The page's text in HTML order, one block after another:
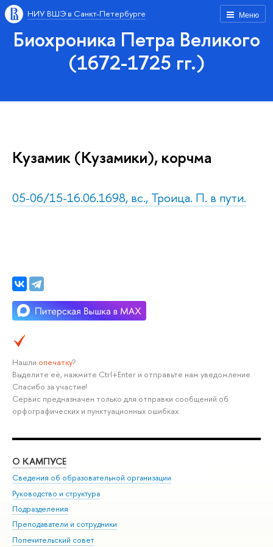
Меню
НИУ ВШЭ в Санкт-Петербурге
Биохроника Петра Великого
(1672-1725 гг.)
Кузамик (Кузамики), корчма
05-06/15-16.06.1698, вс., Троица. П. в пути.
Нашли опечатку?
Выделите её, нажмите Ctrl+Enter и отправьте нам уведомление.
Спасибо за участие!
Сервис предназначен только для отправки сообщений об
орфографических и пунктуационных ошибках.
О КАМПУСЕ
Сведения об образовательной организации
Руководство и структура
Подразделения
Преподаватели и сотрудники
Попечительский совет